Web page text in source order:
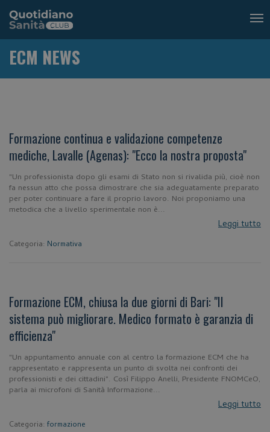
ECM NEWS
Formazione continua e validazione competenze
mediche, Lavalle (Agenas): "Ecco la nostra proposta"
"Un professionista dopo gli esami di Stato non si rivalida più, cioè non
fa nessun atto che possa dimostrare che sia adeguatamente preparato
per poter continuare a fare il proprio lavoro. Noi proponiamo una
metodica che a livello sperimentale non è...
Leggi tutto
Categoria: Normativa
Formazione ECM, chiusa la due giorni di Bari: "Il
sistema può migliorare. Medico formato è garanzia di
efficienza"
"Un appuntamento annuale con al centro la formazione ECM che ha
rappresentato e rappresenta un punto di svolta nei confronti dei
professionisti e dei cittadini". Così Filippo Anelli, Presidente FNOMCeO,
parla ai microfoni di Sanità Informazione...
Leggi tutto
Categoria: formazione